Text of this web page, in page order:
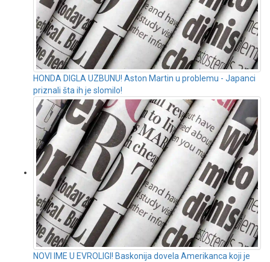
HONDA DIGLA UZBUNU! Aston Martin u problemu - Japanci
priznali šta ih je slomilo!
NOVI IME U EVROLIGI! Baskonija dovela Amerikanca koji je